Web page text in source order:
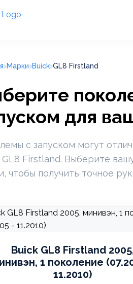
Марки Buick GL8 Firstland
для
с запуском могут
GL8 Firstland. Выберите
чтобы получить точное
Buick GL8 Firstland
1 поколение
11.2010)